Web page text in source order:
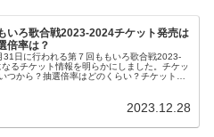
いろ歌合戦2023-2024チケット発売は
倍率は？
日に行われる第７回ももいろ歌合戦2023-
るチケット情報を明らかにしました。チケッ
つから？抽選倍率はどのくらい？チケットの
2023.12.28